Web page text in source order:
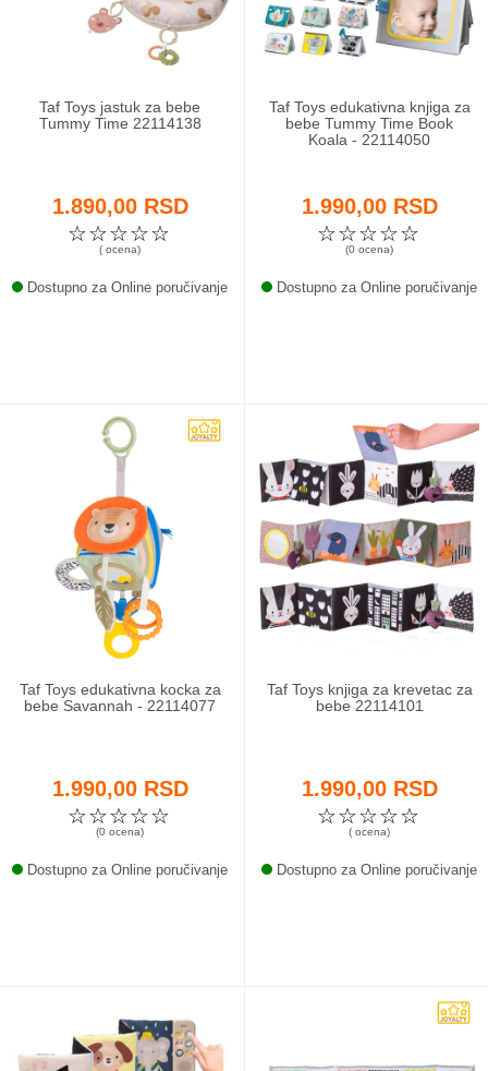
Taf Toys jastuk za bebe
Tummy Time 22114138
1.890,00 RSD
☆
☆
☆
☆
☆
( ocena)
Dostupno za Online poručivanje
Taf Toys edukativna knjiga za
bebe Tummy Time Book
Koala - 22114050
1.990,00 RSD
☆
☆
☆
☆
☆
(0 ocena)
Dostupno za Online poručivanje
Taf Toys edukativna kocka za
bebe Savannah - 22114077
1.990,00 RSD
☆
☆
☆
☆
☆
(0 ocena)
Dostupno za Online poručivanje
Taf Toys knjiga za krevetac za
bebe 22114101
1.990,00 RSD
☆
☆
☆
☆
☆
( ocena)
Dostupno za Online poručivanje